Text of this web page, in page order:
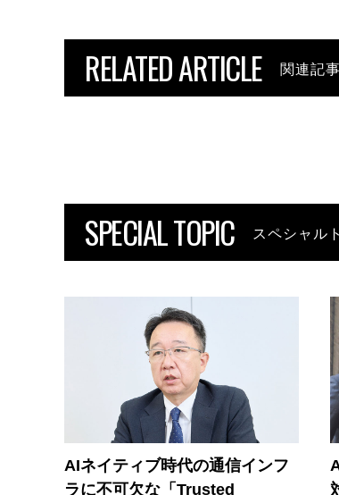
RELATED ARTICLE 関連記事
SPECIAL TOPIC スペシャル
AIネイティブ時代の通信インフ
ラに不可欠な「Trusted